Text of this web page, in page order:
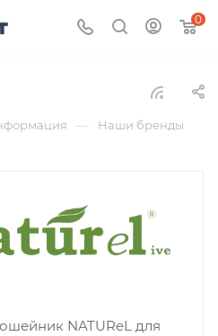
0
— Наши бренды
NATUReL для